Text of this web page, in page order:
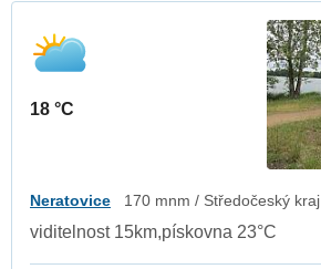
18 °C
Neratovice 170 mnm / Středočeský kraj
viditelnost 15km,pískovna 23°C